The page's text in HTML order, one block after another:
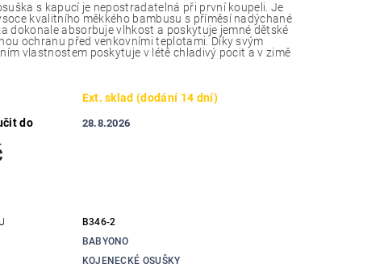
s kapucí je nepostradatelná při první koupeli. Je
kvalitního měkkého bambusu s příměsí nadýchané
dokonale absorbuje vlhkost a poskytuje jemné dětské
ochranu před venkovními teplotami. Díky svým
vlastnostem poskytuje v létě chladivý pocit a v zimě
Ext. sklad (dodání 14 dní)
do
28.8.2026
B346-2
BABYONO
KOJENECKÉ OSUŠKY